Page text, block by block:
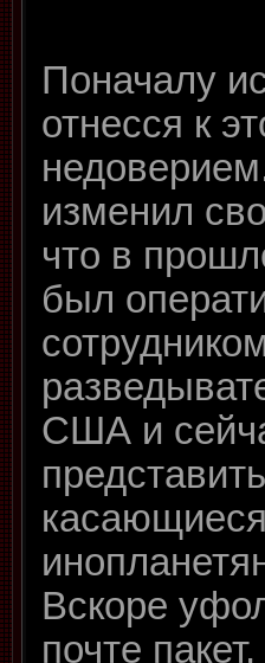
Поначалу
отнесся к
изменил
что в
был
США и
Вскоре
почте